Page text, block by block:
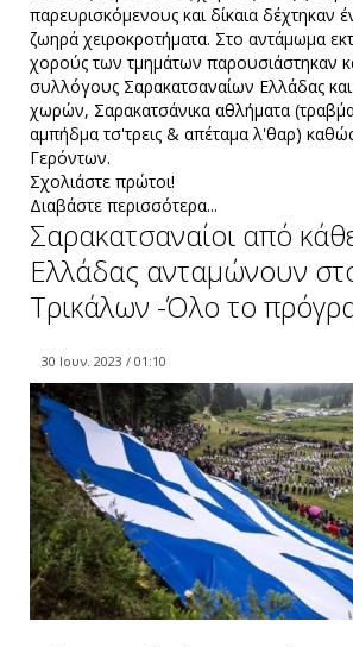
παρευρισκόμενους και δίκαια δέχτηκαν
ζωηρά χειροκροτήματα. Στο αντάμωμα
χορούς των τμημάτων παρουσιάστηκαν
συλλόγους Σαρακατσαναίων Ελλάδας και
χωρών, Σαρακατσάνικα αθλήματα
αμπήδμα τσ'τρεις & απέταμα λ'θαρ)
Γερόντων.
Σχολιάστε πρώτοι!
Διαβάστε περισσότερα...
Σαρακατσαναίοι από
Ελλάδας ανταμώνουν
Τρικάλων -Όλο το
30 Ιουν. 2023 / 01:10